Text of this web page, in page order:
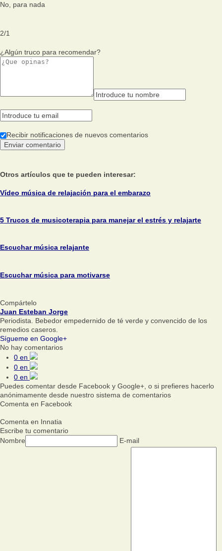
No, para nada
2/1
¿Algún truco para recomendar?
Recibir notificaciones de nuevos comentarios
Otros artículos que te pueden interesar:
Vídeo música de relajación para el embarazo
5 Trucos de musicoterapia para manejar el estrés y relajarte
Escuchar música relajante
Escuchar música para motivarse
Compártelo
Juan Esteban Jorge
Periodista. Bebedor empedernido de té verde y convencido de los
remedios caseros.
Sígueme en Google+
No hay comentarios
0 en
0 en
0 en
Puedes comentar desde Facebook y Google+, o si prefieres hacerlo
anónimamente desde nuestro sistema de comentarios
Comenta en Facebook
Comenta en Innatia
Escribe tu comentario
Nombre
E-mail